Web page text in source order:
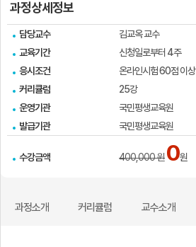
과정소개 커리큘럼 교수소개
과정상세정보
담당교수
김교옥 교수
교육기간
신청일로부터 4주
응시조건
온라인시험 60점 이상
커리큘럼
25강
운영기관
국민평생교육원
발급기관
국민평생교육원
수강금액 400,000 원0원